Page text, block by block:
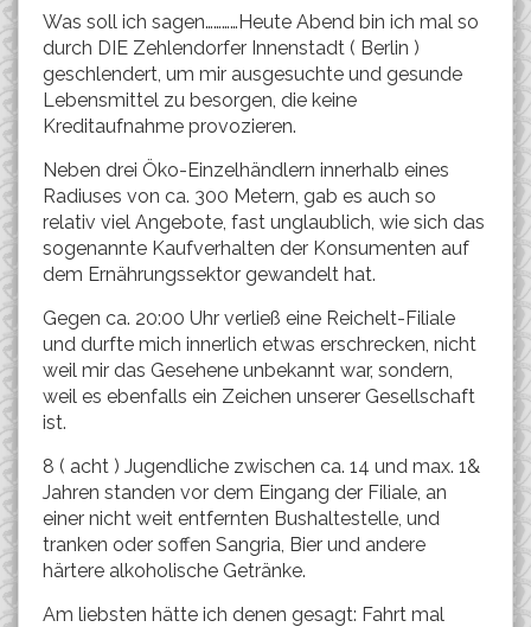
Was soll ich sagen…………Heute Abend bin ich mal so
durch DIE Zehlendorfer Innenstadt ( Berlin )
geschlendert, um mir ausgesuchte und gesunde
Lebensmittel zu besorgen, die keine
Kreditaufnahme provozieren.
Neben drei Öko-Einzelhändlern innerhalb eines
Radiuses von ca. 300 Metern, gab es auch so
relativ viel Angebote, fast unglaublich, wie sich das
sogenannte Kaufverhalten der Konsumenten auf
dem Ernährungssektor gewandelt hat.
Gegen ca. 20:00 Uhr verließ eine Reichelt-Filiale
und durfte mich innerlich etwas erschrecken, nicht
weil mir das Gesehene unbekannt war, sondern,
weil es ebenfalls ein Zeichen unserer Gesellschaft
ist.
8 ( acht ) Jugendliche zwischen ca. 14 und max. 1&
Jahren standen vor dem Eingang der Filiale, an
einer nicht weit entfernten Bushaltestelle, und
tranken oder soffen Sangria, Bier und andere
härtere alkoholische Getränke.
Am liebsten hätte ich denen gesagt: Fahrt mal